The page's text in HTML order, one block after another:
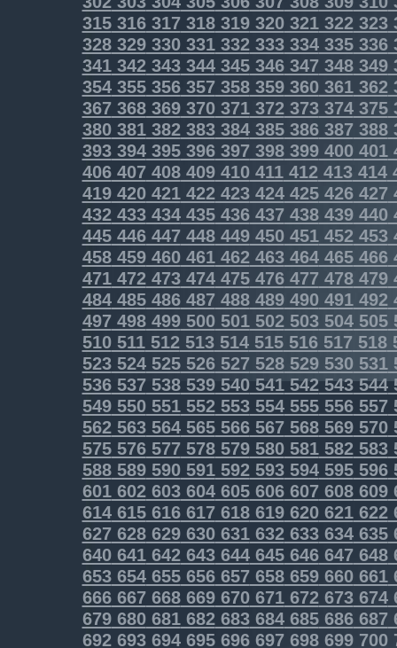
315316317318319320321322323
328329330331332333334335336
341342343344345346347348349
354355356357358359360361362
367368369370371372373374375
380381382383384385386387 388
393394395396397398399400401
406407408409410411412413414
419420421422423424425426427
432433434435436437438439440
445446447448449450451452453
458459460461462463464465466
471472473474475476477 478479
484485486487 488489490491492
497498499500501502503504505
510511512513514515516517 518
523524525526527 528529530 531
536537538539540541542543544
549550551552553554555556557
562563564565566567568569570
575576577578579580581582583
588589590591592593594595596
601602603604605606607608609
614615616617618619620621622
627628629630631632633634635
640641642643644645646647648
653654655656657658659660661
666667668669670671672673674
679680681682683684685686687
692693694695696697698699700